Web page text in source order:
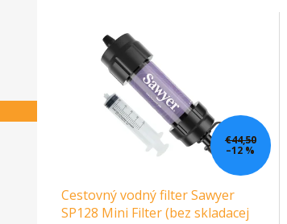
o
€44,50
–12 %
Cestovný vodný filter Sawyer
SP128 Mini Filter (bez skladacej